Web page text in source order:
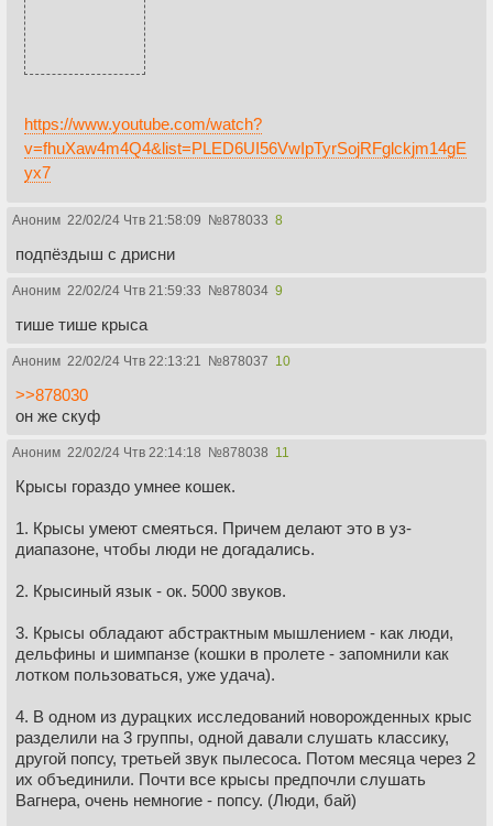
https://www.youtube.com/watch?
v=fhuXaw4m4Q4&list=PLED6UI56VwIpTyrSojRFglckjm14gE
yx7
Аноним 22/02/24 Чтв 21:58:09 №878033 8
подпёздыш с дрисни
Аноним 22/02/24 Чтв 21:59:33 №878034 9
тише тише крыса
Аноним 22/02/24 Чтв 22:13:21 №878037 10
>>878030
он же скуф
Аноним 22/02/24 Чтв 22:14:18 №878038 11
Крысы гораздо умнее кошек.
1. Крысы умеют смеяться. Причем делают это в уз-
диапазоне, чтобы люди не догадались.
2. Крысиный язык - ок. 5000 звуков.
3. Крысы обладают абстрактным мышлением - как люди,
дельфины и шимпанзе (кошки в пролете - запомнили как
лотком пользоваться, уже удача).
4. В одном из дурацких исследований новорожденных крыс
разделили на 3 группы, одной давали слушать классику,
другой попсу, третьей звук пылесоса. Потом месяца через 2
их объединили. Почти все крысы предпочли слушать
Вагнера, очень немногие - попсу. (Люди, бай)